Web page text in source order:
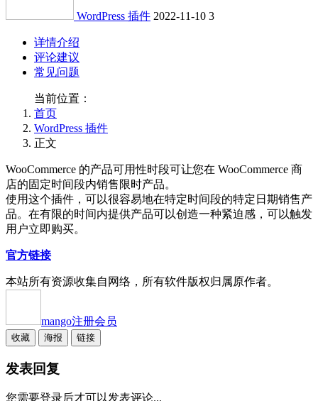
WordPress 插件 2022-11-10 3
详情介绍
评论建议
常见问题
当前位置：
首页
WordPress 插件
正文
WooCommerce 的产品可用性时段可让您在 WooCommerce 商
店的固定时间段内销售限时产品。
使用这个插件，可以很容易地在特定时间段的特定日期销售产
品。在有限的时间内提供产品可以创造一种紧迫感，可以触发
用户立即购买。
官方链接
本站所有资源收集自网络，所有软件版权归属原作者。
mango注册会员
收藏 海报 链接
发表回复
您需要登录后才可以发表评论...